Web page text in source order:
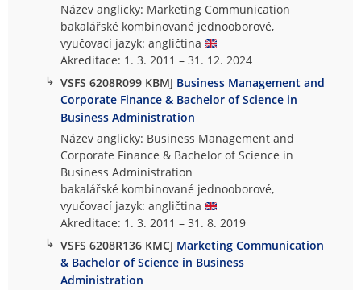
Název anglicky: Marketing Communication
bakalářské kombinované jednooborové,
vyučovací jazyk: angličtina
Akreditace: 1. 3. 2011 – 31. 12. 2024
↳ VSFS 6208R099 KBMJ Business Management and
Corporate Finance & Bachelor of Science in
Business Administration
Název anglicky: Business Management and
Corporate Finance & Bachelor of Science in
Business Administration
bakalářské kombinované jednooborové,
vyučovací jazyk: angličtina
Akreditace: 1. 3. 2011 – 31. 8. 2019
↳ VSFS 6208R136 KMCJ Marketing Communication
& Bachelor of Science in Business
Administration